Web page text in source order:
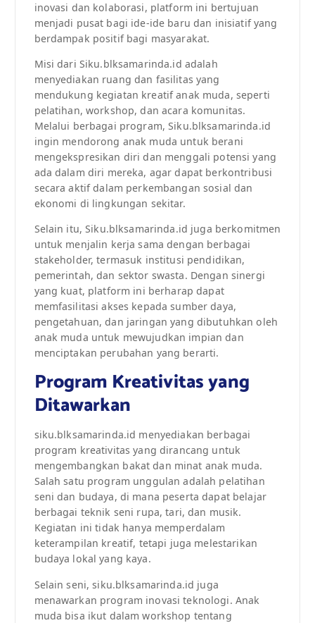
inovasi dan kolaborasi, platform ini bertujuan
menjadi pusat bagi ide-ide baru dan inisiatif yang
berdampak positif bagi masyarakat.
Misi dari Siku.blksamarinda.id adalah
menyediakan ruang dan fasilitas yang
mendukung kegiatan kreatif anak muda, seperti
pelatihan, workshop, dan acara komunitas.
Melalui berbagai program, Siku.blksamarinda.id
ingin mendorong anak muda untuk berani
mengekspresikan diri dan menggali potensi yang
ada dalam diri mereka, agar dapat berkontribusi
secara aktif dalam perkembangan sosial dan
ekonomi di lingkungan sekitar.
Selain itu, Siku.blksamarinda.id juga berkomitmen
untuk menjalin kerja sama dengan berbagai
stakeholder, termasuk institusi pendidikan,
pemerintah, dan sektor swasta. Dengan sinergi
yang kuat, platform ini berharap dapat
memfasilitasi akses kepada sumber daya,
pengetahuan, dan jaringan yang dibutuhkan oleh
anak muda untuk mewujudkan impian dan
menciptakan perubahan yang berarti.
Program Kreativitas yang
Ditawarkan
siku.blksamarinda.id menyediakan berbagai
program kreativitas yang dirancang untuk
mengembangkan bakat dan minat anak muda.
Salah satu program unggulan adalah pelatihan
seni dan budaya, di mana peserta dapat belajar
berbagai teknik seni rupa, tari, dan musik.
Kegiatan ini tidak hanya memperdalam
keterampilan kreatif, tetapi juga melestarikan
budaya lokal yang kaya.
Selain seni, siku.blksamarinda.id juga
menawarkan program inovasi teknologi. Anak
muda bisa ikut dalam workshop tentang